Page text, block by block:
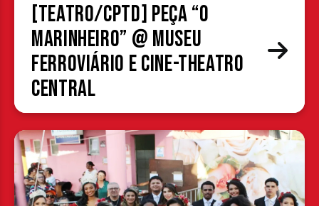
[TEATRO/CPTD] Peça “O
Marinheiro” @ Museu
Ferroviário e Cine-Theatro
Central